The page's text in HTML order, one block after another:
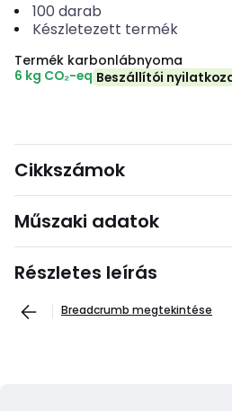
100 darab
Készletezett termék
Termék karbonlábnyoma
6 kg CO₂-eq Beszállítói
Cikkszámok
Műszaki adatok
Részletes leírás
Breadcrumb megtekintése